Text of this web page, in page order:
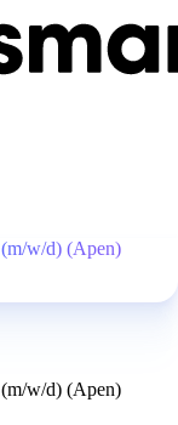
w/d) (Apen)
w/d) (Apen)